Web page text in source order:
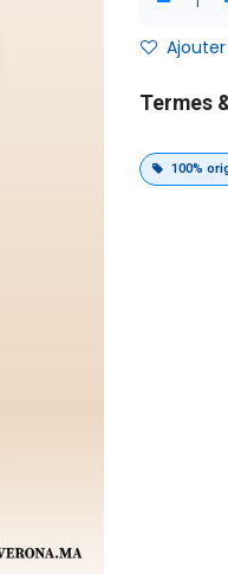
Termes
100%